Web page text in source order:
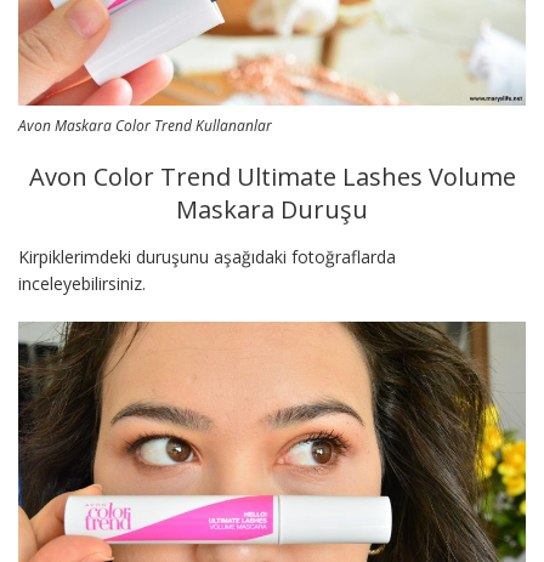
Avon Maskara Color Trend Kullananlar
Avon Color Trend Ultimate Lashes Volume
Maskara Duruşu
Kirpiklerimdeki duruşunu aşağıdaki fotoğraflarda
inceleyebilirsiniz.